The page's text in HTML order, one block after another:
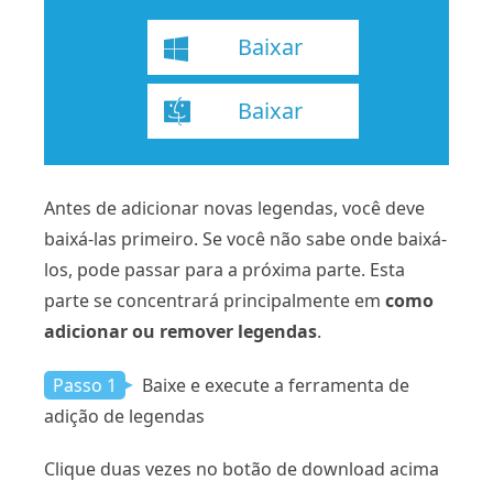
Baixar
Baixar
Antes de adicionar novas legendas, você deve
baixá-las primeiro. Se você não sabe onde baixá-
los, pode passar para a próxima parte. Esta
parte se concentrará principalmente em como
adicionar ou remover legendas.
Passo 1
Baixe e execute a ferramenta de
adição de legendas
Clique duas vezes no botão de download acima